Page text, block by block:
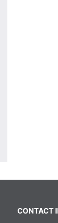
CONTACT